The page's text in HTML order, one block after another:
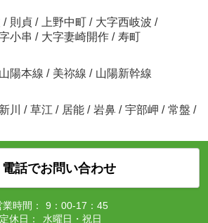
/ 則貞 / 上野中町 / 大字西岐波 /
小串 / 大字妻崎開作 / 寿町
山陽本線 / 美祢線 / 山陽新幹線
川 / 草江 / 居能 / 岩鼻 / 宇部岬 / 常盤 /
電話でお問い合わせ
業時間：
9：00-17：45
定休日：
水曜日・祝日